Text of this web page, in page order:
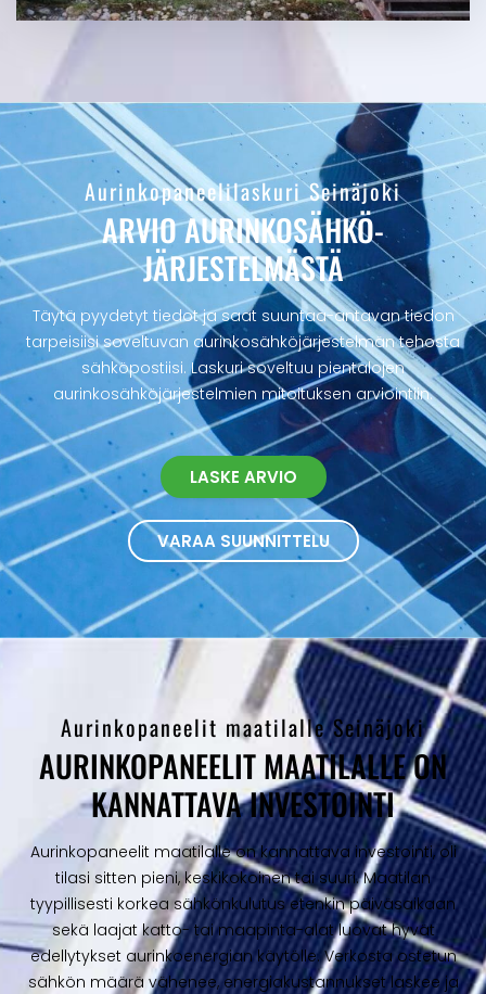
Aurinkopaneelilaskuri Seinäjoki
ARVIO AURINKOSÄHKÖ­
JÄRJESTELMÄSTÄ
Täytä pyydetyt tiedot ja saat suuntaa-antavan tiedon
tarpeisiisi soveltuvan aurinkosähköjärjestelmän tehosta
sähköpostiisi. Laskuri soveltuu pientalojen
aurinkosähköjärjestelmien mitoituksen arviointiin.
LASKE ARVIO
VARAA SUUNNITTELU
Aurinkopaneelit maatilalle Seinäjoki
AURINKOPANEELIT MAATILALLE ON
KANNATTAVA INVESTOINTI
Aurinkopaneelit maatilalle on kannattava investointi, oli
tilasi sitten pieni, keskikokoinen tai suuri. Maatilan
tyypillisesti korkea sähkönkulutus etenkin päiväsaikaan
sekä laajat katto- tai maapinta-alat luovat hyvät
edellytykset aurinkoenergian käytölle. Verkosta ostetun
sähkön määrä vähenee, energiakustannukset laskee ja